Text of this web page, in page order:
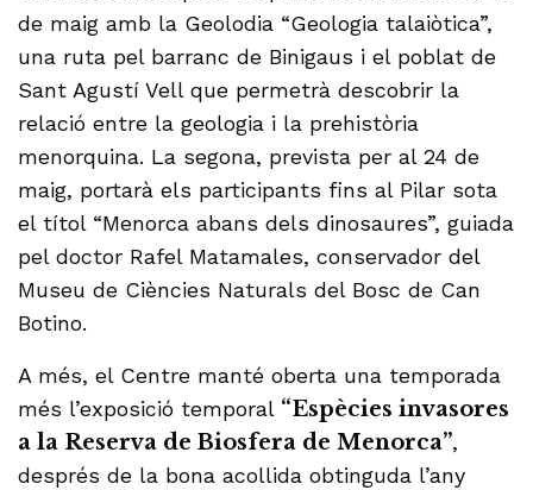
de maig amb la Geolodia “Geologia talaiòtica”,
una ruta pel barranc de Binigaus i el poblat de
Sant Agustí Vell que permetrà descobrir la
relació entre la geologia i la prehistòria
menorquina. La segona, prevista per al 24 de
maig, portarà els participants fins al Pilar sota
el títol “Menorca abans dels dinosaures”, guiada
pel doctor Rafel Matamales, conservador del
Museu de Ciències Naturals del Bosc de Can
Botino.
A més, el Centre manté oberta una temporada
més l’exposició temporal “Espècies invasores
a la Reserva de Biosfera de Menorca”,
després de la bona acollida obtinguda l’any